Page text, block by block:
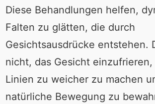
Diese Behandlungen helfen,
Falten zu glätten, die durch
Gesichtsausdrücke entstehen.
nicht, das Gesicht
Linien zu weicher zu machen
natürliche Bewegung zu